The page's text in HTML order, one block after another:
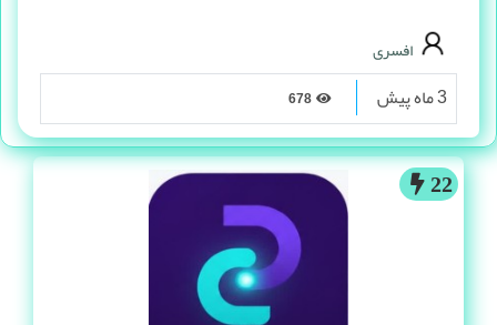
22
افسری
3 ماه پیش